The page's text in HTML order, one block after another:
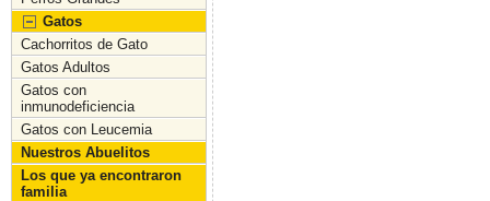
Gatos
Cachorritos de Gato
Gatos Adultos
Gatos con
inmunodeficiencia
Gatos con Leucemia
Nuestros Abuelitos
Los que ya encontraron
familia